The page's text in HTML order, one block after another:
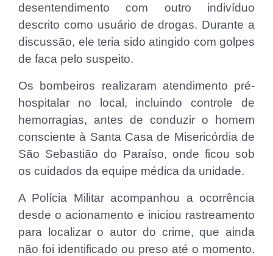
desentendimento com outro indivíduo
descrito como usuário de drogas. Durante a
discussão, ele teria sido atingido com golpes
de faca pelo suspeito.
Os bombeiros realizaram atendimento pré-
hospitalar no local, incluindo controle de
hemorragias, antes de conduzir o homem
consciente à Santa Casa de Misericórdia de
São Sebastião do Paraíso, onde ficou sob
os cuidados da equipe médica da unidade.
A Polícia Militar acompanhou a ocorrência
desde o acionamento e iniciou rastreamento
para localizar o autor do crime, que ainda
não foi identificado ou preso até o momento.